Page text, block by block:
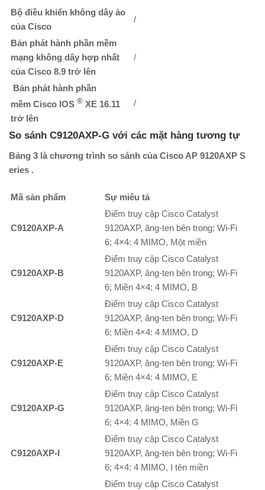
Bộ điều khiển không dây ảo
của Cisco
/
Bản phát hành phần mềm
mạng không dây hợp nhất
của Cisco 8.9 trở lên
/
Bản phát hành phần
mềm Cisco IOS ® XE 16.11
trở lên
/
So sánh C9120AXP-G với các mặt hàng tương tự
Bảng 3 là chương trình so sánh của Cisco AP 9120AXP S
eries .
Mã sản phẩm Sự miêu tả
C9120AXP-A
Điểm truy cập Cisco Catalyst
9120AXP, ăng-ten bên trong; Wi-Fi
6; 4×4: 4 MIMO, Một miền
C9120AXP-B
Điểm truy cập Cisco Catalyst
9120AXP, ăng-ten bên trong; Wi-Fi
6; Miền 4×4: 4 MIMO, B
C9120AXP-D
Điểm truy cập Cisco Catalyst
9120AXP, ăng-ten bên trong; Wi-Fi
6; Miền 4×4: 4 MIMO, D
C9120AXP-E
Điểm truy cập Cisco Catalyst
9120AXP, ăng-ten bên trong; Wi-Fi
6; Miền 4×4: 4 MIMO, E
C9120AXP-G
Điểm truy cập Cisco Catalyst
9120AXP, ăng-ten bên trong; Wi-Fi
6; 4×4: 4 MIMO, Miền G
C9120AXP-I
Điểm truy cập Cisco Catalyst
9120AXP, ăng-ten bên trong; Wi-Fi
6; 4×4: 4 MIMO, I tên miền
Điểm truy cập Cisco Catalyst